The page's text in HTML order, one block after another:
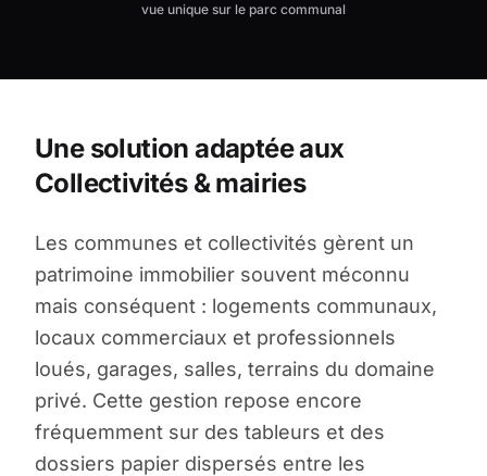
vue unique sur le parc communal
Une solution adaptée aux
Collectivités & mairies
Les communes et collectivités gèrent un
patrimoine immobilier souvent méconnu
mais conséquent : logements communaux,
locaux commerciaux et professionnels
loués, garages, salles, terrains du domaine
privé. Cette gestion repose encore
fréquemment sur des tableurs et des
dossiers papier dispersés entre les